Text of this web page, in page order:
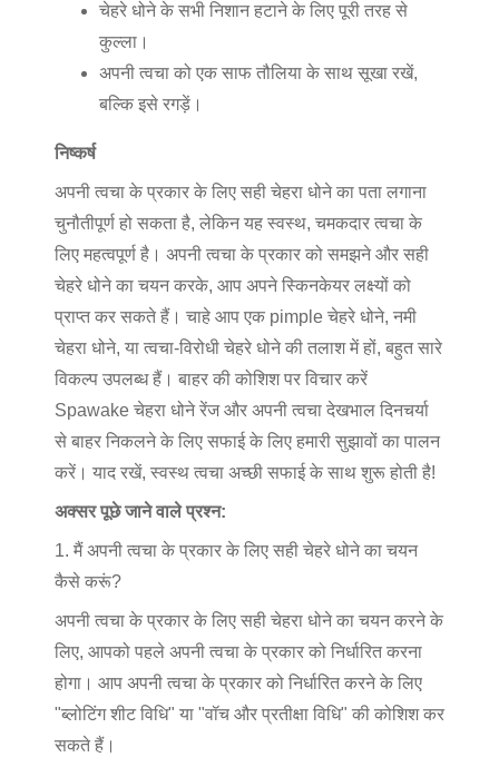
चेहरे धोने के सभी निशान हटाने के लिए पूरी तरह से
कुल्ला।
अपनी त्वचा को एक साफ तौलिया के साथ सूखा रखें,
बल्कि इसे रगड़ें।
निष्कर्ष
अपनी त्वचा के प्रकार के लिए सही चेहरा धोने का पता लगाना
चुनौतीपूर्ण हो सकता है, लेकिन यह स्वस्थ, चमकदार त्वचा के
लिए महत्वपूर्ण है। अपनी त्वचा के प्रकार को समझने और सही
चेहरे धोने का चयन करके, आप अपने स्किनकेयर लक्ष्यों को
प्राप्त कर सकते हैं। चाहे आप एक pimple चेहरे धोने, नमी
चेहरा धोने, या त्वचा-विरोधी चेहरे धोने की तलाश में हों, बहुत सारे
विकल्प उपलब्ध हैं। बाहर की कोशिश पर विचार करें
Spawake चेहरा धोने रेंज और अपनी त्वचा देखभाल दिनचर्या
से बाहर निकलने के लिए सफाई के लिए हमारी सुझावों का पालन
करें। याद रखें, स्वस्थ त्वचा अच्छी सफाई के साथ शुरू होती है!
अक्सर पूछे जाने वाले प्रश्न:
1. मैं अपनी त्वचा के प्रकार के लिए सही चेहरे धोने का चयन
कैसे करूं?
अपनी त्वचा के प्रकार के लिए सही चेहरा धोने का चयन करने के
लिए, आपको पहले अपनी त्वचा के प्रकार को निर्धारित करना
होगा। आप अपनी त्वचा के प्रकार को निर्धारित करने के लिए
"ब्लोटिंग शीट विधि" या "वॉच और प्रतीक्षा विधि" की कोशिश कर
सकते हैं।